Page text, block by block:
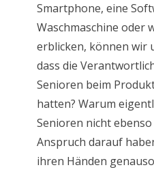
Smartphone, eine
Waschmaschine oder
erblicken, können wir
dass die
Senioren beim
hatten? Warum
Senioren nicht
Anspruch darauf
ihren Händen